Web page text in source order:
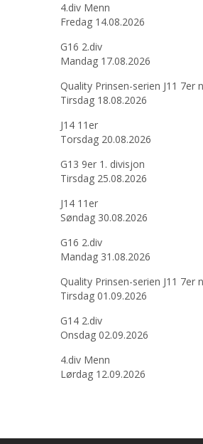
4.div Menn
Fredag 14.08.2026
G16 2.div
Mandag 17.08.2026
Quality Prinsen-serien J11 7er
Tirsdag 18.08.2026
J14 11er
Torsdag 20.08.2026
G13 9er 1. divisjon
Tirsdag 25.08.2026
J14 11er
Søndag 30.08.2026
G16 2.div
Mandag 31.08.2026
Quality Prinsen-serien J11 7er
Tirsdag 01.09.2026
G14 2.div
Onsdag 02.09.2026
4.div Menn
Lørdag 12.09.2026